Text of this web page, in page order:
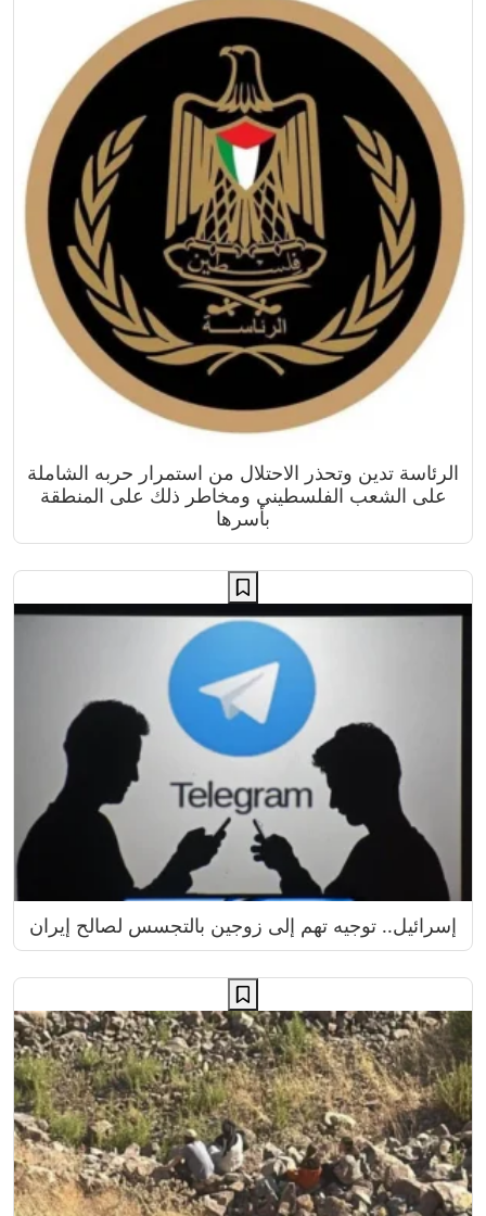
الرئاسة تدين وتحذر الاحتلال من استمرار حربه الشاملة
على الشعب الفلسطيني ومخاطر ذلك على المنطقة
بأسرها
إسرائيل.. توجيه تهم إلى زوجين بالتجسس لصالح إيران